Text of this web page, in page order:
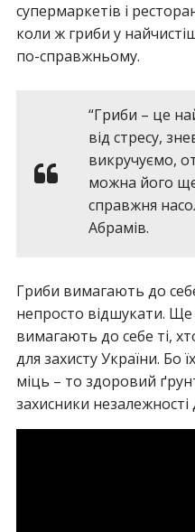
супермаркетів і
коли ж гриби у
по-справжньому.
“Гриби – це
від стресу,
викручуємо,
можна його
справжня
Абрамів.
Гриби вимагають до
непросто відшукати. Ще
вимагають до себе ті,
для захисту України. Бо
міць – то здоровий
захисники